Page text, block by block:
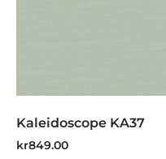
Kaleidoscope KA37
kr849.00